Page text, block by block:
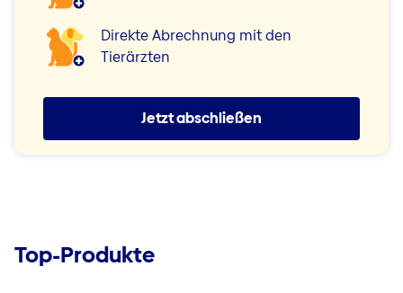
Direkte Abrechnung mit den
Tierärzten
Jetzt abschließen
Top-Produkte